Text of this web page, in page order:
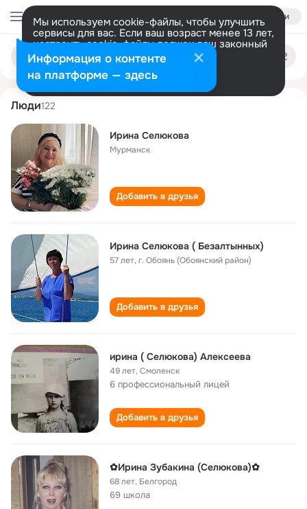
Войти
Мы используем cookie-файлы, чтобы улучшить
сервисы для вас. Если ваш возраст менее 13 лет,
настроить cookie-файлы должен ваш законный
представитель. Больше информации
Разрешить все Настроить
Поиск
людям
irina selyukova
Люди122
Ирина Селюкова
Мурманск
Добавить в друзья
Ирина Селюкова ( Безалтынных)
57 лет,г. Обоянь (Обоянский район)
Добавить в друзья
ирина ( Селюкова) Алексеева
49 лет,Смоленск
6 профессиональный лицей
Добавить в друзья
✿Ирина Зубакина (Селюкова)✿
68 лет, Белгород
69 школа
Информация о контенте
на платформе — здесь